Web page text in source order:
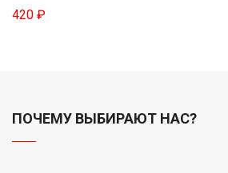
420 ₽
ПОЧЕМУ ВЫБИРАЮТ НАС?